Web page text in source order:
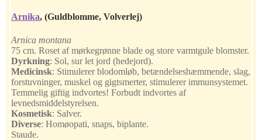
Arnika, (Guldblomme, Volverlej)
Arnica montana
75 cm. Roset af mørkegrønne blade og store varmtgule blomster.
Dyrkning: Sol, sur let jord (hedejord).
Medicinsk: Stimulerer blodomløb, betændelseshæmmende, slag,
forstuvninger, muskel og gigtsmerter, stimulerer immunsystemet.
Temmelig giftig indvortes! Forbudt indvortes af
levnedsmiddelstyrelsen.
Kosmetisk: Salver.
Diverse: Homøopati, snaps, biplante.
Staude.